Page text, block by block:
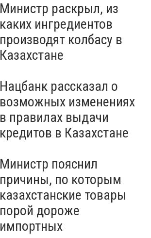
Министр раскрыл, из
каких ингредиентов
производят колбасу в
Казахстане
Нацбанк рассказал о
возможных изменениях
в правилах выдачи
кредитов в Казахстане
Министр пояснил
причины, по которым
казахстанские товары
порой дороже
импортных